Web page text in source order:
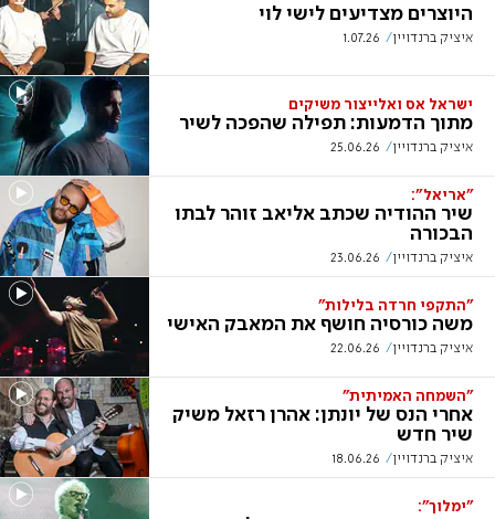
היוצרים מצדיעים לישי לוי
איציק ברנדויין 1.07.26
ישראל אס ואלייצור משיקים
מתוך הדמעות: תפילה שהפכה לשיר
איציק ברנדויין 25.06.26
"אריאל":
שיר ההודיה שכתב אליאב זוהר לבתו
הבכורה
איציק ברנדויין 23.06.26
"התקפי חרדה בלילות"
משה כורסיה חושף את המאבק האישי
איציק ברנדויין 22.06.26
"השמחה האמיתית"
אחרי הנס של יונתן: אהרן רזאל משיק
שיר חדש
איציק ברנדויין 18.06.26
"ימלוך":